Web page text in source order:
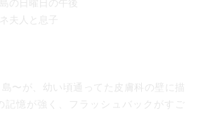
の日曜日の午後
夫人と息子
島〜が、幼い頃通ってた皮膚科の壁に描
記憶が強く、フラッシュバックがすご